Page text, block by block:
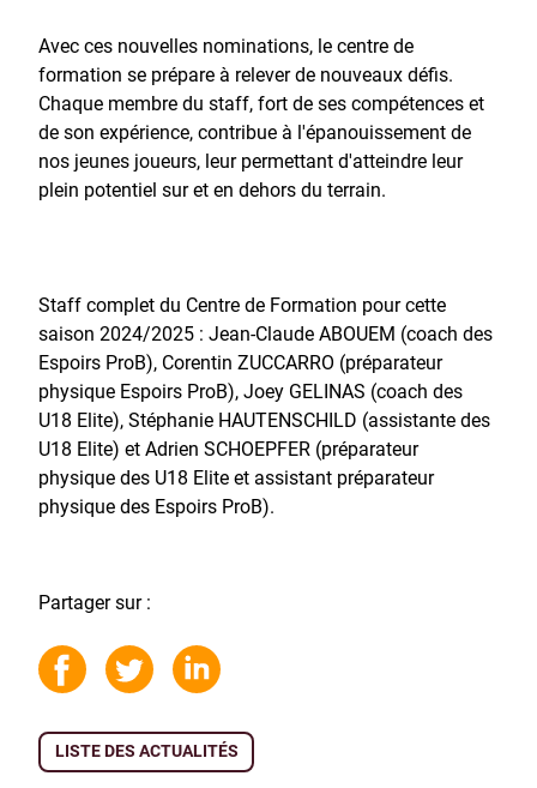
Avec ces nouvelles nominations, le centre de
formation se prépare à relever de nouveaux défis.
Chaque membre du staff, fort de ses compétences et
de son expérience, contribue à l'épanouissement de
nos jeunes joueurs, leur permettant d'atteindre leur
plein potentiel sur et en dehors du terrain.
Staff complet du Centre de Formation pour cette
saison 2024/2025 : Jean-Claude ABOUEM (coach des
Espoirs ProB), Corentin ZUCCARRO (préparateur
physique Espoirs ProB), Joey GELINAS (coach des
U18 Elite), Stéphanie HAUTENSCHILD (assistante des
U18 Elite) et Adrien SCHOEPFER (préparateur
physique des U18 Elite et assistant préparateur
physique des Espoirs ProB).
Partager sur :
LISTE DES ACTUALITÉS